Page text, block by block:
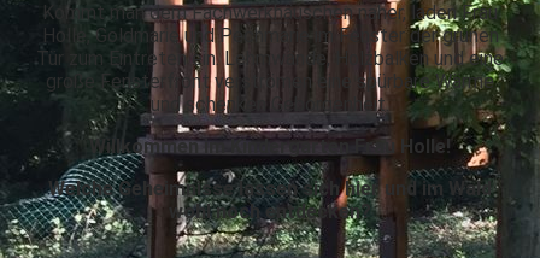
Kommt man dem Fachwerkhäuschen näher, laden Frau
Holle, Goldmarie und Pechmarie im Fenster der grünen
Tür zum Eintreten ein. Lehmwände, Holzbalken und eine
große Fensterfront verströmen eine spürbare Wärme
und schenken Geborgenheit.
Willkommen im Kindergarten Frau Holle!
Welche Geheimnisse lassen sich hier und im Wald
wohl noch entdecken?